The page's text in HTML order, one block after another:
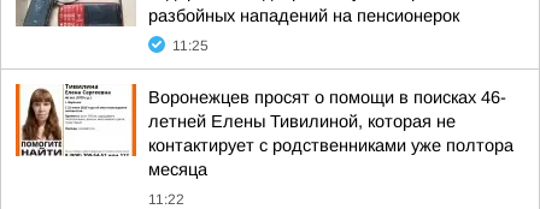
разбойных нападений на пенсионерок
11:25
Воронежцев просят о помощи в поисках 46-
летней Елены Тивилиной, которая не
контактирует с родственниками уже полтора
месяца
11:22